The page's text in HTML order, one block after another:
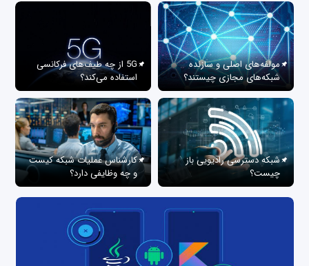
مولفه‌های اصلی و سازنده
شبکه‌های مجازی چیستند؟
5G از چه طیف‌های فرکانسی
استفاده می‌کند؟
شبکه دسترسی رادیویی باز
چیست؟
کارشناس عملیات شبکه کیست
و چه وظایفی دارد؟